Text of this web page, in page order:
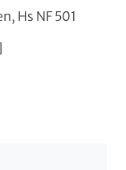
Hs NF 501